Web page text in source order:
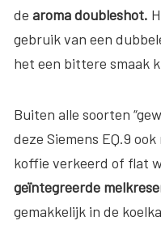
de aroma doubleshot.
gebruik van een
het een bittere smaak
Buiten alle soorten
deze Siemens EQ.9
koffie verkeerd of flat
geïntegreerde
gemakkelijk in de